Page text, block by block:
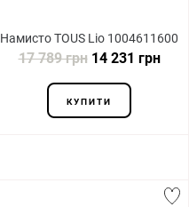
Намисто TOUS Lio 1004611600
17 789 грн14 231 грн
КУПИТИ